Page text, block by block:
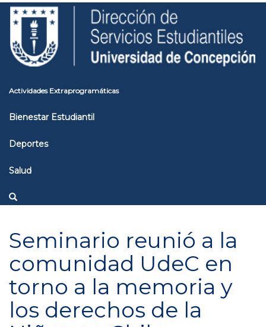
Pasar
contenido
principal
Toggle
high
contrast
Actividades Extraprogramáticas
Bienestar Estudiantil
Deportes
Salud
Seminario reunió a la
comunidad UdeC en
torno a la memoria y
los derechos de la